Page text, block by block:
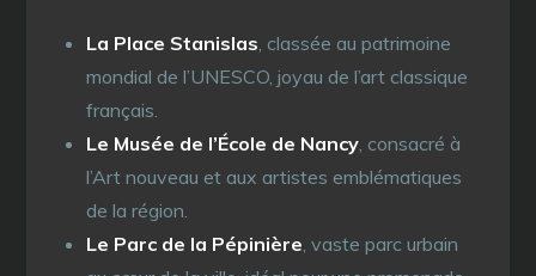
La Place Stanislas, classée au patrimoine
mondial de l’UNESCO, joyau de l’art classique
français.
Le Musée de l’École de Nancy, consacré à
l’Art nouveau et aux artistes emblématiques
de la région.
Le Parc de la Pépinière, vaste parc urbain